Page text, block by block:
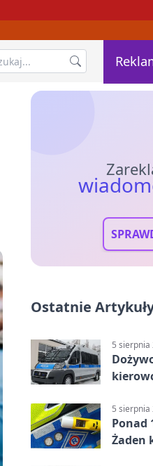
Ostatnie
5 sierpnia
5 sierpnia
Ponad
Żaden